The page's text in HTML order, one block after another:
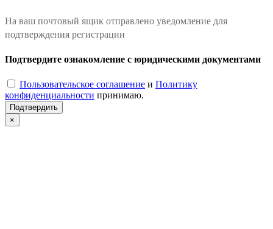
На ваш почтовый ящик отправлено уведомление для
подтверждения регистрации
Подтвердите ознакомление с юридическими документами
Пользовательское соглашение и Политику
конфиденциальности принимаю.
Подтвердить
×